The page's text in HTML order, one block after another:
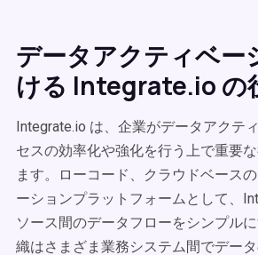
データアクティベー
ける Integrate.io の
Integrate.io は、企業がデータアクテ
セスの効率化や強化を行う上で重要
ます。ローコード、クラウドベース
ーションプラットフォームとして、
ソース間のデータフローをシンプル
織はさまざま業務システム間でデー